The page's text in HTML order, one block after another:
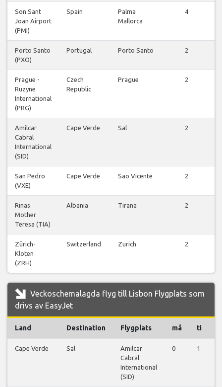
Son Sant
Joan Airport
(PMI)
Spain
Palma
Mallorca
4
Porto Santo
(PXO)
Portugal Porto Santo 2
Prague -
Ruzyne
International
(PRG)
Czech
Republic
Prague 2
Amilcar
Cabral
International
(SID)
Cape Verde Sal 2
San Pedro
(VXE)
Cape Verde Sao Vicente 2
Rinas
Mother
Teresa (TIA)
Albania Tirana 2
Zürich-
Kloten
(ZRH)
Switzerland Zurich 2
Veckoschemalagda flyg till Lisbon Flygplats som
drivs av EasyJet
Land Destination Flygplats må ti
Cape Verde Sal
Amilcar
Cabral
International
(SID)
0 1